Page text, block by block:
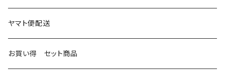
マフラー
ヤマト便配送
お買い得 セット商品